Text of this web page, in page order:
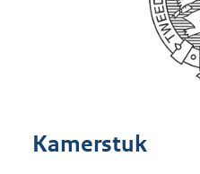
Kamerstuk